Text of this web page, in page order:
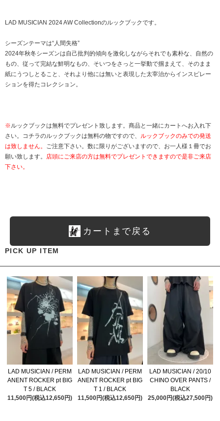
LAD MUSICIAN 2024 AW Collectionのルックブックです。
シーズンテーマは“人間失格”
2024年秋冬シーズンは自己批判的傾向を激化しながらそれでも素朴な、自然の
もの、従って完結な鮮明なもの、そいつをさっと一挙動で掴まえて、そのまま
紙にうつしとること、それより他には無いと表現した太宰治からインスピレー
ションを得たコレクション。
※ルックブックは無料でプレゼント致します。商品と一緒にカートへお入れ下
さい。コチラのルックブックは無料の物ですので、 ルックブックのみでの発送
は致しません。 ご注意下さい。数に限りがございますので、お一人様１冊でお
願い致します。 店頭にご来店の方は無料でプレゼントできますので是非ご来店
下さい。
カートまで戻る
PICK UP ITEM
LAD MUSICIAN / PERM
ANENT ROCKER pt BIG
T 5 / BLACK
11,500円(税込12,650円)
LAD MUSICIAN / PERM
ANENT ROCKER pt BIG
T 1 / BLACK
11,500円(税込12,650円)
LAD MUSICIAN / 20/10
CHINO OVER PANTS /
BLACK
25,000円(税込27,500円)